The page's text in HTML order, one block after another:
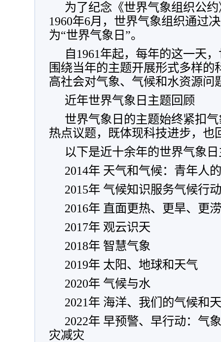
为了纪念《世界气象组织公
1960年6月，世界气象组织通过
为“世界气象日”。
自1961年起，每年的这一天
围绕当年的主题开展形式多样
高社会对气象、气候和水资源问
近年世界气象日主题回顾
世界气象日的主题始终紧扣
热点议题，既体现科技进步，也
以下是近十余年的世界气象
2014年 天气和气候：青年人
2015年 气候知识服务气候行动
2016年 直面更热、更旱、更
2017年 观云识天
2018年 智慧气象
2019年 太阳、地球和天气
2020年 气候与水
2021年 海洋、我们的气候和
2022年 早预警、早行动：气
灾减灾